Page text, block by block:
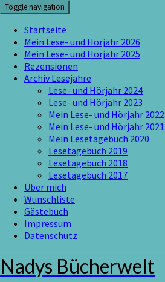
Skip
to
content
Toggle navigation
Startseite
Mein Lese- und Hörjahr 2026
Mein Lese- und Hörjahr 2025
Rezensionen
Archiv Lesejahre
Lese- und Hörjahr 2024
Lese- und Hörjahr 2023
Mein Lese- und Hörjahr 2022
Mein Lese- und Hörjahr 2021
Mein Lesetagebuch 2020
Lesetagebuch 2019
Lesetagebuch 2018
Lesetagebuch 2017
Über mich
Wunschliste
Gästebuch
Impressum
Datenschutz
Nadys Bücherwelt